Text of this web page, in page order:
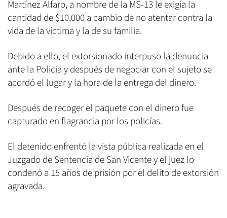
Martínez Alfaro, a nombre de la MS-13 le exigía la
cantidad de $10,000 a cambio de no atentar contra la
vida de la víctima y la de su familia.
Debido a ello, el extorsionado interpuso la denuncia
ante la Policía y después de negociar con el sujeto se
acordó el lugar y la hora de la entrega del dinero.
Después de recoger el paquete con el dinero fue
capturado en flagrancia por los policías.
El detenido enfrentó la vista pública realizada en el
Juzgado de Sentencia de San Vicente y el juez lo
condenó a 15 años de prisión por el delito de extorsión
agravada.